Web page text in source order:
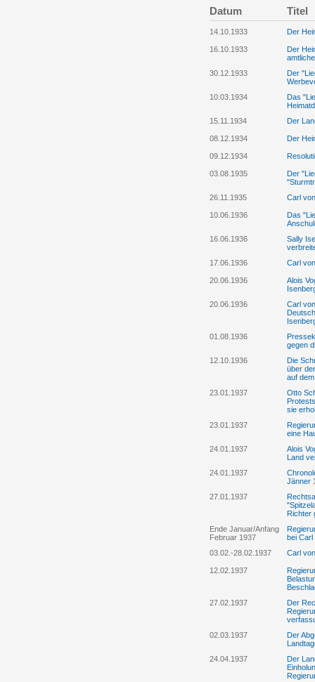
Datum Titel
14.10.1933 Der
16.10.1933
Der
30.12.1933
Der
10.03.1934
Das
15.11.1934
Der
08.12.1934 Der
09.12.1934
03.08.1935
Der
26.11.1935
Carl
10.06.1936
Das
16.06.1936
Sally
17.06.1936
Carl
20.06.1936
Alois
20.06.1936
Carl
01.08.1936
gegen
12.10.1936
Die
über
auf
23.01.1937
Otto
sie
23.01.1937
eine
24.01.1937
Alois
Land
24.01.1937
Jänner
27.01.1937
Richter
Ende Januar/Anfang
Februar 1937
bei Carl
03.02.-28.02.1937
Carl
12.02.1937
27.02.1937
Der
02.03.1937
Der
24.04.1937
Der